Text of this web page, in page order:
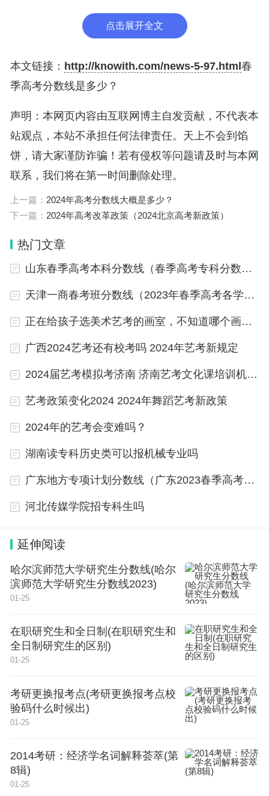
2、入学考试：学校可能会要求申请者参加统一的入
学考试。入学考试的科目和形式可能因不同专业而有
3、性别要求：山东电力高等专科学校通常对男女都
类专业可能更倾向于男生。
4、年龄要求：一般情况下，申请者年龄应符合相关
政策规定。具体年龄要求可以参考学校招生简章或相
5、其他要求：申请者可能需要提供完整的申请材
料，如申请表、个人简历、身份证明、户口本、学业
成绩单等。同时，学生还可能需要满足相关专业的特
惠州卫生职业技术学院春季高考分数线？
惠州卫生职业技术学院春季高考分数多少～～这个不好说明，
每年的每所学校春季高考分数线这要根据考试结束后划分分
你现在好好复习、调整心态迎接高考。所以，我建议你找一个
好点的专业，再选择学校，你可以综合考虑以下几个方面去着
一、首先必须是正规化的学校，知名度高的学校办学实力强，
有实力更有保障。
的技术革新也非常快，所以，设备是否专业，设备是否先进等
等都在我们的考察范围之内。
学好的同时，精进实操更是十分重要，实训课程决定了一所学
校的教学质量。实训课程的比例要比理论课程高，只有将理论
四、看管理学校的好与坏，除了看否能教给技术以外，还要考
虑到能否提高个人素养，只有不具备了较好的个人素养和高超
谱的知名合作企业合作，对创业学子来说，创业帮扶是否完
善，都需要仔细考量。
看学校实训，学技术主要还是要上手去操作，一学期下来练车
都度摸不到还怎么学，还要看实训占比正常课时。三看师资力
量，老师水平很大程度让你少走弯路。四看服务，好的学校是
内有就业服务的，你毕业，学校会容推荐就业，你创业，学校
会有创业指导。建议去学校现场感受一下。
线
惠州卫生职业技术学院春季高考录取分数线在310分
惠州卫生职业技术学院设立于2012年，前身是始建
于1958年的国家重点中专学校——惠州卫生学校。
点击展开全文
本文链接： http://knowith.com/news-5-97.html 春
季高考分数线是多少？
声明：本网页内容由互联网博主自发贡献，不代表本
站观点，本站不承担任何法律责任。天上不会到馅
饼，请大家谨防诈骗！若有侵权等问题请及时与本网
联系，我们将在第一时间删除处理。
上一篇： 2024年高考分数线大概是多少？
下一篇： 2024年高考改革政策（2024北京高考新政策）
热门文章
山东春季高考本科分数线（春季高考专科分数线）
天津一商春考班分数线（2023年春季高考各学校录取分数线）
正在给孩子选美术艺考的画室，不知道哪个画室可以信赖？
广西2024艺考还有校考吗 2024年艺考新规定
2024届艺考模拟考济南 济南艺考文化课培训机构哪家好
艺考政策变化2024 2024年舞蹈艺考新政策
2024年的艺考会变难吗？
湖南读专科历史类可以报机械专业吗
广东地方专项计划分数线（广东2023春季高考补录分数线）
河北传媒学院招专科生吗
延伸阅读
哈尔滨师范大学研究生分数线(哈尔
滨师范大学研究生分数线2023)
01-25
在职研究生和全日制(在职研究生和
全日制研究生的区别)
01-25
考研更换报考点(考研更换报考点校
验码什么时候出)
01-25
2014考研：经济学名词解释荟萃(第
8辑)
01-25